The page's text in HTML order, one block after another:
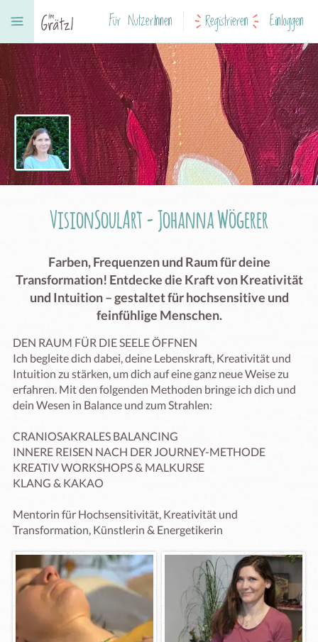
Für NutzerInnen Registrieren Einloggen
VisionSoulArt - Johanna Wögerer
Farben, Frequenzen und Raum für deine
Transformation! Entdecke die Kraft von Kreativität
und Intuition – gestaltet für hochsensitive und
feinfühlige Menschen.
DEN RAUM FÜR DIE SEELE ÖFFNEN
Ich begleite dich dabei, deine Lebenskraft, Kreativität und
Intuition zu stärken, um dich auf eine ganz neue Weise zu
erfahren. Mit den folgenden Methoden bringe ich dich und
dein Wesen in Balance und zum Strahlen:
CRANIOSAKRALES BALANCING
INNERE REISEN NACH DER JOURNEY-METHODE
KREATIV WORKSHOPS & MALKURSE
KLANG & KAKAO
Mentorin für Hochsensitivität, Kreativität und
Transformation, Künstlerin & Energetikerin